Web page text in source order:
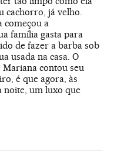
cachorro, já velho.
começou a
família gasta para
de fazer a barba sob
usada na casa. O
contou seu
é que agora, às
noite, um luxo que